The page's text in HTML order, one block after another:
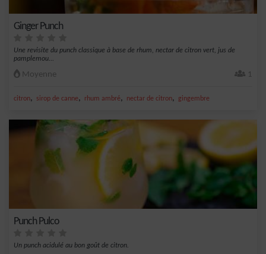
Ginger Punch
Une revisite du punch classique à base de rhum, nectar de citron vert, jus de
pamplemou...
Moyenne 1
citron, sirop de canne, rhum ambré, nectar de citron, gingembre
Punch Pulco
Un punch acidulé au bon goût de citron.